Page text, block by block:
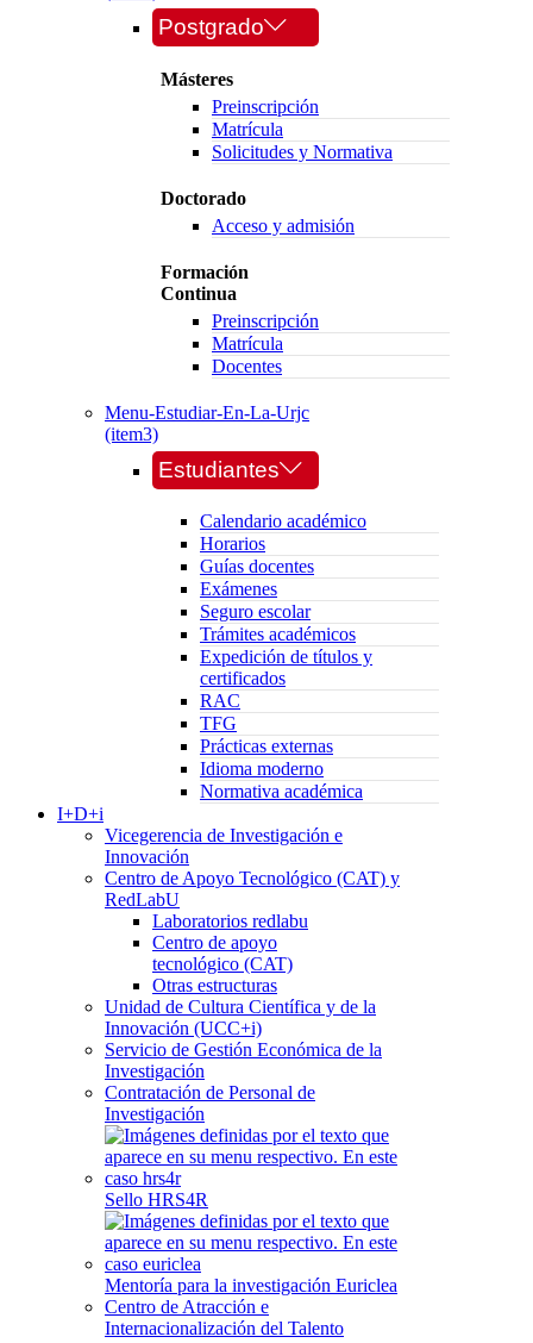
Postgrado
Másteres
Preinscripción
Matrícula
Solicitudes y Normativa
Doctorado
Acceso y admisión
Formación
Continua
Preinscripción
Matrícula
Docentes
Menu-Estudiar-En-La-Urjc
(item3)
Estudiantes
Calendario académico
Horarios
Guías docentes
Exámenes
Seguro escolar
Trámites académicos
Expedición de títulos y
certificados
RAC
TFG
Prácticas externas
Idioma moderno
Normativa académica
I+D+i
Vicegerencia de Investigación e
Innovación
Centro de Apoyo Tecnológico (CAT) y
RedLabU
Laboratorios redlabu
Centro de apoyo
tecnológico (CAT)
Otras estructuras
Unidad de Cultura Científica y de la
Innovación (UCC+i)
Servicio de Gestión Económica de la
Investigación
Contratación de Personal de
Investigación
Sello HRS4R
Mentoría para la investigación Euriclea
Centro de Atracción e
Internacionalización del Talento